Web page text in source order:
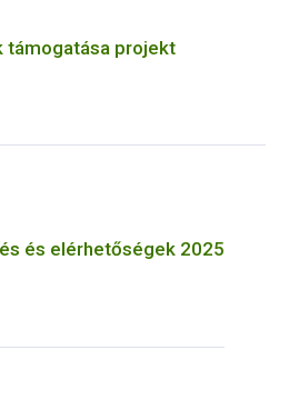
támogatása projekt
és elérhetőségek 2025